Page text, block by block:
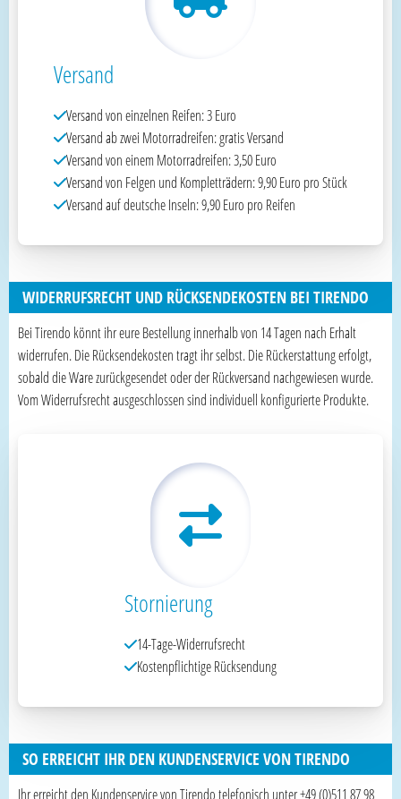
Versand
Versand von einzelnen Reifen: 3 Euro
Versand ab zwei Motorradreifen: gratis Versand
Versand von einem Motorradreifen: 3,50 Euro
Versand von Felgen und Kompletträdern: 9,90 Euro pro Stück
Versand auf deutsche Inseln: 9,90 Euro pro Reifen
WIDERRUFSRECHT UND RÜCKSENDEKOSTEN BEI TIRENDO
Bei Tirendo könnt ihr eure Bestellung innerhalb von 14 Tagen nach Erhalt
widerrufen. Die Rücksendekosten tragt ihr selbst. Die Rückerstattung erfolgt,
sobald die Ware zurückgesendet oder der Rückversand nachgewiesen wurde.
Vom Widerrufsrecht ausgeschlossen sind individuell konfigurierte Produkte.
Stornierung
14-Tage-Widerrufsrecht
Kostenpflichtige Rücksendung
SO ERREICHT IHR DEN KUNDENSERVICE VON TIRENDO
Ihr erreicht den Kundenservice von Tirendo telefonisch unter +49 (0)511 87 98